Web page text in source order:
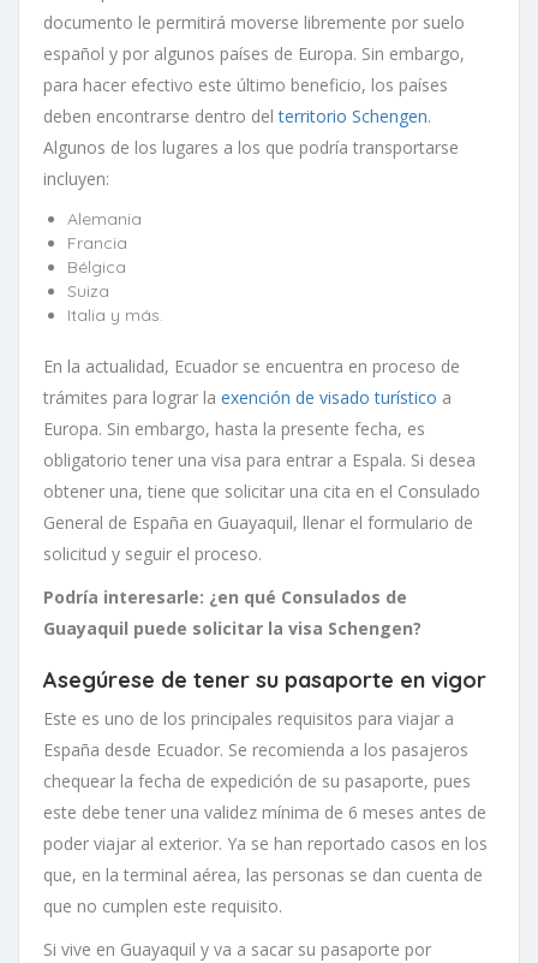
documento le permitirá moverse libremente por suelo
español y por algunos países de Europa. Sin embargo,
para hacer efectivo este último beneficio, los países
deben encontrarse dentro delterritorio Schengen.
Algunos de los lugares a los que podría transportarse
incluyen:
Alemania
Francia
Bélgica
Suiza
Italia y más.
En la actualidad, Ecuador se encuentra en proceso de
trámites para lograr la exención de visado turístico a
Europa. Sin embargo, hasta la presente fecha, es
obligatorio tener una visa para entrar a Espala. Si desea
obtener una, tiene que solicitar una cita en el Consulado
General de España en Guayaquil, llenar el formulario de
solicitud y seguir el proceso.
Podría interesarle: ¿en qué Consulados de
Guayaquil puede solicitar la visa Schengen?
Asegúrese de tener su pasaporte en vigor
Este es uno de los principales requisitos para viajar a
España desde Ecuador. Se recomienda a los pasajeros
chequear la fecha de expedición de su pasaporte, pues
este debe tener una validez mínima de 6 meses antes de
poder viajar al exterior. Ya se han reportado casos en los
que, en la terminal aérea, las personas se dan cuenta de
que no cumplen este requisito.
Si vive en Guayaquil y va a sacar su pasaporte por